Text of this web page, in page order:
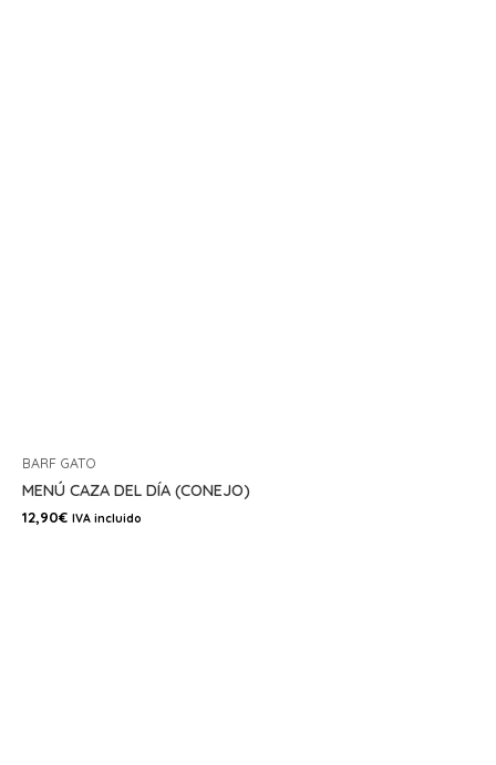
BARF GATO
MENÚ CAZA DEL DÍA (CONEJO)
12,90€ IVA incluido